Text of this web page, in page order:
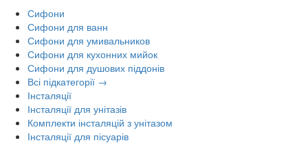
Сифони
Сифони для ванн
Сифони для умивальников
Сифони для кухонних мийок
Сифони для душових піддонів
Всі підкатегорії →
Інсталяції
Інсталяції для унітазів
Комплекти інсталяцій з унітазом
Інсталяції для пісуарів